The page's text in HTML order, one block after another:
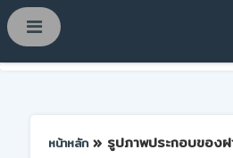
หน้าหลัก » รูปภาพประกอบของ